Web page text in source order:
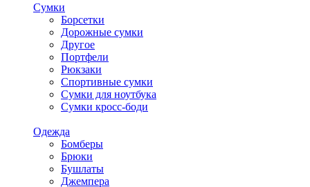
Сумки
Борсетки
Дорожные сумки
Другое
Портфели
Рюкзаки
Спортивные сумки
Сумки для ноутбука
Сумки кросс-боди
Одежда
Бомберы
Брюки
Бушлаты
Джемпера